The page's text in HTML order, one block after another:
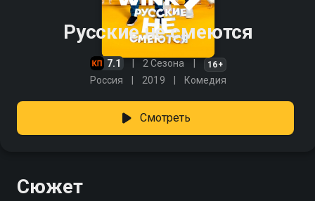
Русские не смеются
7.1 2 Сезона 16+
Россия 2019 Комедия
Смотреть
Сюжет